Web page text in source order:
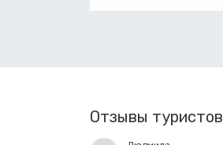
Отзывы туристов